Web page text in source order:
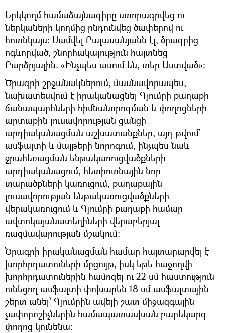
Երկկողմ համաձայնագիրը ստորագրվեց ու
ներկաների կողմից ընդունվեց ծափերով ու
հոտնկայս: Սամվել Բալասանյանն էլ, ծրագրից
ոգևորված, շնորհակալություն հայտնեց
Բարձրյալին. «Ինչպես ասում են, տեր Աստված»:
Ծրագրի շրջանակներում, մասնավորապես,
նախատեսվում է իրականացնել Գյումրի քաղաքի
ճանապարհների հիմնանորոգման և փողոցների
արտաքին լուսավորության ցանցի
արդիականացման աշխատանքներ, այդ թվում`
ասֆալտի և մայթերի նորոգում, ինչպես նաև
ջրահեռացման ենթակառուցվածքների
արդիականացում, հետիոտնային նոր
տարածքների կառուցում, քաղաքային
լուսավորության ենթակառուցվածքների
վերակառուցում և Գյումրի քաղաքի համար
ավտոկայանատեղիների վերաբերյալ
ռազմավարության մշակում:
Ծրագրի իրականացման համար հայտարարվել է
խորհրդատուների մրցույթ, իսկ եթե հաջողվի
խորհրդատուներին համոզել ու 22 սմ հաստություն
ունեցող ասֆալտի փոխարեն 18 սմ ասֆալտային
շերտ անել՝ Գյումրին ավելի շատ միջազգային
չափորոշիչներին համապատասխան բարեկարգ
փողոց կունենա: